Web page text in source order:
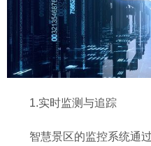
1.实时监测与追踪
智慧景区的监控系统通过